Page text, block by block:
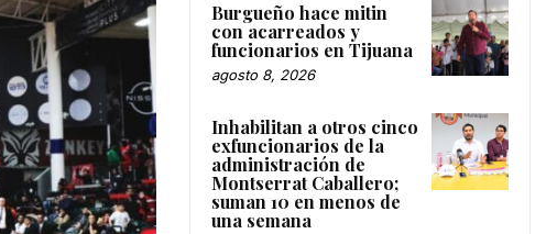
Burgueño hace mitin
con acarreados y
funcionarios en Tijuana
agosto 8, 2026
Inhabilitan a otros cinco
exfuncionarios de la
administración de
Montserrat Caballero;
suman 10 en menos de
una semana